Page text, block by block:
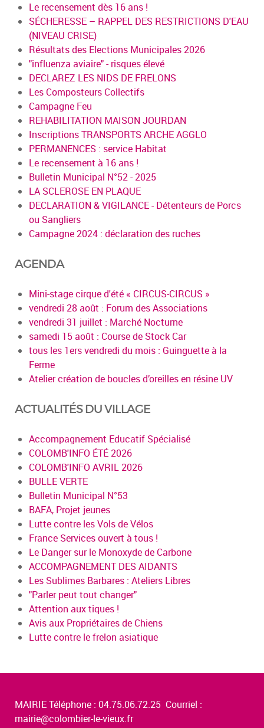
Le recensement dès 16 ans !
SÉCHERESSE – RAPPEL DES RESTRICTIONS D'EAU
(NIVEAU CRISE)
Résultats des Elections Municipales 2026
"influenza aviaire" - risques élevé
DECLAREZ LES NIDS DE FRELONS
Les Composteurs Collectifs
Campagne Feu
REHABILITATION MAISON JOURDAN
Inscriptions TRANSPORTS ARCHE AGGLO
PERMANENCES : service Habitat
Le recensement à 16 ans !
Bulletin Municipal N°52 - 2025
LA SCLEROSE EN PLAQUE
DECLARATION & VIGILANCE - Détenteurs de Porcs
ou Sangliers
Campagne 2024 : déclaration des ruches
AGENDA
Mini-stage cirque d'été « CIRCUS-CIRCUS »
vendredi 28 août : Forum des Associations
vendredi 31 juillet : Marché Nocturne
samedi 15 août : Course de Stock Car
tous les 1ers vendredi du mois : Guinguette à la
Ferme
Atelier création de boucles d’oreilles en résine UV
ACTUALITÉS DU VILLAGE
Accompagnement Educatif Spécialisé
COLOMB'INFO ÉTÉ 2026
COLOMB'INFO AVRIL 2026
BULLE VERTE
Bulletin Municipal N°53
BAFA, Projet jeunes
Lutte contre les Vols de Vélos
France Services ouvert à tous !
Le Danger sur le Monoxyde de Carbone
ACCOMPAGNEMENT DES AIDANTS
Les Sublimes Barbares : Ateliers Libres
"Parler peut tout changer"
Attention aux tiques !
Avis aux Propriétaires de Chiens
Lutte contre le frelon asiatique
MAIRIE Téléphone : 04.75.06.72.25 Courriel :
mairie@colombier-le-vieux.fr